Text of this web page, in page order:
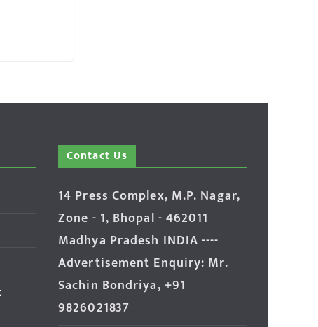
Contact Us
14 Press Complex, M.P. Nagar,
Zone - 1, Bhopal - 462011
Madhya Pradesh INDIA ----
Advertisement Enquiry: Mr.
Sachin Bondriya, +91
9826021837